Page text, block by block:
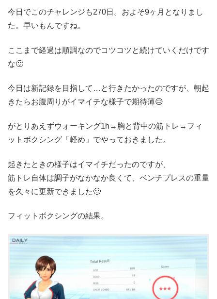
今日でこのチャレンジも270日。およそ9ヶ月となりまし
た。早いもんですね。
ここまで経過は順調なのでコツコツと続けていくだけです
な🙂
今日は新記録を目指して…と行きたかったのですが、朝起
きたらお腹周りがイマイチな様子で期待薄😥
がとりあえずウォーキング1h→胸と背中の筋トレ→フィ
ットボクシング「軽め」でやっておきました。
起きたときの様子はイマイチだったのですが、
筋トレ自体は調子がなかなか良くて、ベンチプレスの重量
を久々に更新できました🙂
フィットボクシングの結果。